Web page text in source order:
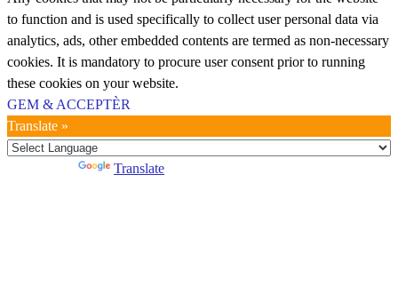
to function and is used specifically to collect user personal data via
analytics, ads, other embedded contents are termed as non-necessary
cookies. It is mandatory to procure user consent prior to running
these cookies on your website.
GEM & ACCEPTÈR
Translate »
Translate